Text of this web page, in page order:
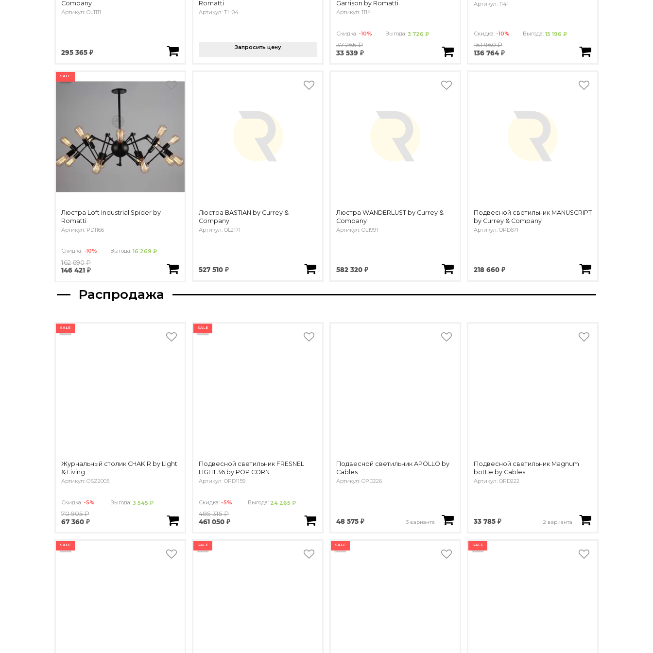
Company
Артикул: OL1111
295 365 ₽
Romatti
Артикул: TH04
Запросить цену
Garrison by Romatti
Артикул: 1114
Скидка: -10% Выгода: 3 726 ₽
37 265 ₽
33 539 ₽
Артикул: 1141
Скидка: -10% Выгода:15 196 ₽
151 960 ₽
136 764 ₽
SALE
Люстра Loft Industrial Spider by
Romatti
Артикул: PD1166
Скидка: -10% Выгода:16 269 ₽
162 690 ₽
146 421 ₽
Люстра BASTIAN by Currey &
Company
Артикул: OL2171
527 510 ₽
Люстра WANDERLUST by Currey &
Company
Артикул: OL1991
582 320 ₽
Подвесной светильник MANUSCRIPT
by Currey & Company
Артикул: OPD671
218 660 ₽
Распродажа
SALE
Журнальный столик CHAKIR by Light
& Living
Артикул: OSZ2005
Скидка: -5% Выгода: 3 545 ₽
70 905 ₽
67 360 ₽
SALE
Подвесной светильник FRESNEL
LIGHT 36 by POP CORN
Артикул: OPD1159
Скидка: -5% Выгода: 24 265 ₽
485 315 ₽
461 050 ₽
Подвесной светильник APOLLO by
Cables
Артикул: OPD226
48 575 ₽ 3 варианта
Подвесной светильник Magnum
bottle by Cables
Артикул: OPD222
33 785 ₽ 2 варианта
SALE SALE SALE SALE